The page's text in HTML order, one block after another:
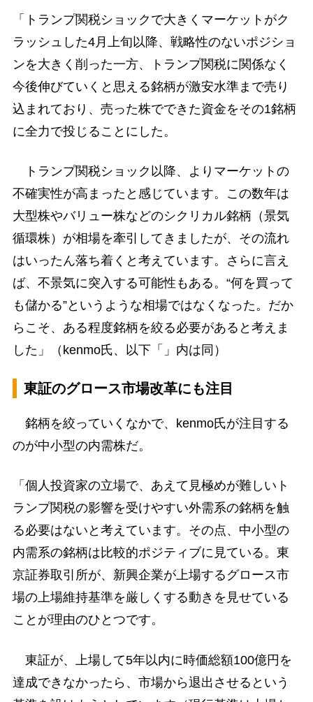
「トランプ関税ショックで大きくマーケットがク
ラッシュした4月上旬以降、戦略性のないポジショ
ンを大きく削った一方、トランプ関税に関係なく
今後伸びていくと思える銘柄が激安水準まで売り
込まれており、売った株でできた資金をその1銘柄
に全力で投じることにした。
トランプ関税ショック以降、よりマーケットの
不確実性が高まったと感じています。この数年は
大型株やバリュー株などのシクリカル銘柄（景気
循環株）が相場を牽引してきましたが、その流れ
はいったん落ち着くと考えています。さらに言え
ば、不景気に突入する可能性もある。“何を買って
も儲かる”というような相場ではなくなった。だか
らこそ、ある程度銘柄を絞る必要があると考えま
した」（kenmo氏、以下「」内は同）
東証のグロース市場改革にも注目
銘柄を絞っていくなかで、kenmo氏が注目する
のが中小型の内需株だ。
「個人投資家の立場で、あえて見極めが難しいト
ランプ関税の影響を受けやすい外需系の銘柄を触
る必要はないと考えています。その点、中小型の
内需系の銘柄は比較的ポジティブに見ている。東
京証券取引所が、新興企業が上場するグロース市
場の上場維持基準を厳しくする動きを見せている
ことが理由のひとつです。
東証が、上場して5年以内に時価総額100億円を
達成できなかったら、市場から退出させるという